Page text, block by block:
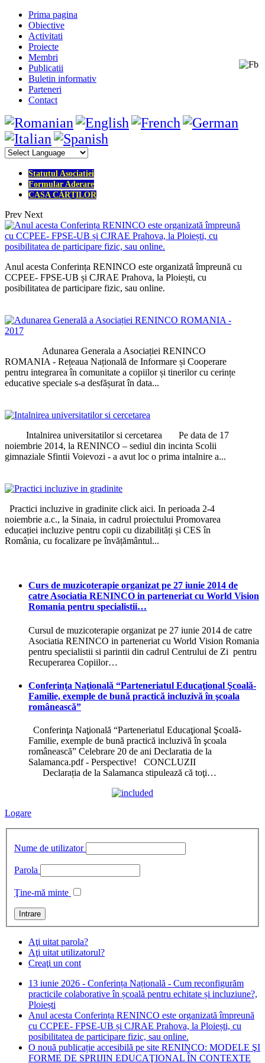
Prima pagina
Obiective
Activitati
Proiecte
Membri
Publicatii
Buletin informativ
Parteneri
Contact
Statutul Asociatiei
Formular Aderare
CASA CĂRȚILOR
Prev Next
Anul acesta Conferința RENINCO este organizată împreună cu
CCPEE- FPSE-UB și CJRAE Prahova, la Ploiești, cu
posibilitatea de participare fizic, sau online.
Adunarea Generala a Asociației RENINCO
ROMANIA - Rețeaua Națională de Informare și Cooperare
pentru integrarea în comunitate a copiilor și tinerilor cu cerințe
educative speciale s-a desfășurat în data...
Intalnirea universitatilor si cercetarea Pe data de 17
noiembrie 2014, la RENINCO – sediul din incinta Scolii
gimnaziale Sfintii Voievozi - a avut loc o prima intalnire a...
Practici incluzive in gradinite click aici. In perioada 2-4
noiembrie a.c., la Sinaia, in cadrul proiectului Promovarea
educației incluzive pentru copii cu dizabilități și CES în
România, cu focalizare pe învățământul...
Curs de muzicoterapie organizat pe 27 iunie 2014 de
catre Asociatia RENINCO in parteneriat cu World Vision
Romania pentru specialistii…
Cursul de muzicoterapie organizat pe 27 iunie 2014 de catre
Asociatia RENINCO in parteneriat cu World Vision Romania
pentru specialistii si parintii din cadrul Centrului de Zi pentru
Recuperarea Copiilor…
Conferinţa Naţională “Parteneriatul Educaţional Şcoală-
Familie, exemple de bună practică incluzivă în şcoala
românească”
Conferinţa Naţională “Parteneriatul Educaţional Şcoală-
Familie, exemple de bună practică incluzivă în şcoala
românească” Celebrare 20 de ani Declaratia de la
Salamanca.pdf - Perspective! CONCLUZII
Declarația de la Salamanca stipulează că toţi…
Logare
Nume de utilizator
Parola
Ţine-mă minte
Aţi uitat parola?
Aţi uitat utilizatorul?
Creaţi un cont
13 iunie 2026 - Conferința Națională - Cum reconfigurăm
practicile colaborative în școală pentru echitate și incluziune?,
Ploiești
Anul acesta Conferința RENINCO este organizată împreună
cu CCPEE- FPSE-UB și CJRAE Prahova, la Ploiești, cu
posibilitatea de participare fizic, sau online.
O nouă publicație accesibilă pe site RENINCO: MODELE ŞI
FORME DE SPRIJIN EDUCAŢIONAL ÎN CONTEXTE